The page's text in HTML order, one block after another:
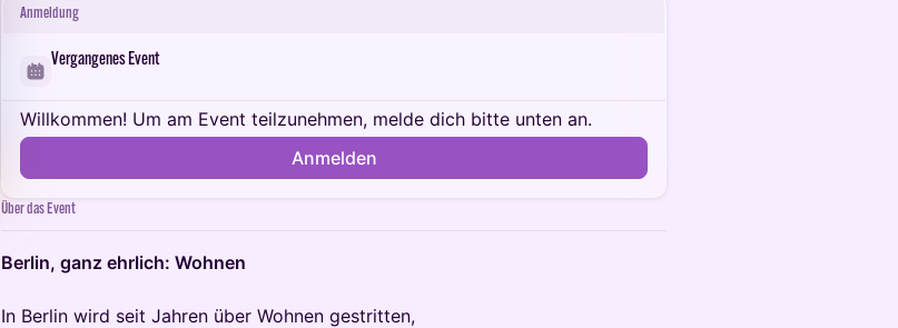
Anmeldung
Vergangenes Event
Willkommen! Um am Event teilzunehmen, melde dich bitte unten an.
Anmelden
Über das Event
Berlin, ganz ehrlich: Wohnen
In Berlin wird seit Jahren über Wohnen gestritten,